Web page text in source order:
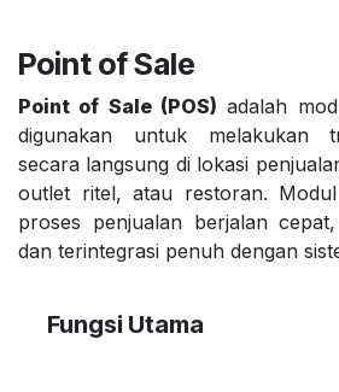
Point of Sale
Point of Sale (POS) adalah
digunakan untuk melakukan
secara langsung di lokasi
outlet ritel, atau restoran.
proses penjualan berjalan
dan terintegrasi penuh dengan
Fungsi Utama